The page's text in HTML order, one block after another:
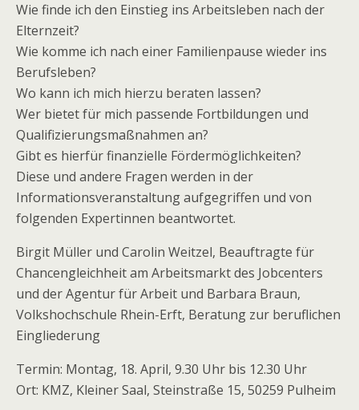
Wie finde ich den Einstieg ins Arbeitsleben nach der
Elternzeit?
Wie komme ich nach einer Familienpause wieder ins
Berufsleben?
Wo kann ich mich hierzu beraten lassen?
Wer bietet für mich passende Fortbildungen und
Qualifizierungsmaßnahmen an?
Gibt es hierfür finanzielle Fördermöglichkeiten?
Diese und andere Fragen werden in der
Informationsveranstaltung aufgegriffen und von
folgenden Expertinnen beantwortet.
Birgit Müller und Carolin Weitzel, Beauftragte für
Chancengleichheit am Arbeitsmarkt des Jobcenters
und der Agentur für Arbeit und Barbara Braun,
Volkshochschule Rhein-Erft, Beratung zur beruflichen
Eingliederung
Termin: Montag, 18. April, 9.30 Uhr bis 12.30 Uhr
Ort: KMZ, Kleiner Saal, Steinstraße 15, 50259 Pulheim